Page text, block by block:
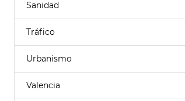
Sanidad
Tráfico
Urbanismo
Valencia